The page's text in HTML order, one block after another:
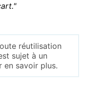
réutilisation
sujet à un
en savoir plus.